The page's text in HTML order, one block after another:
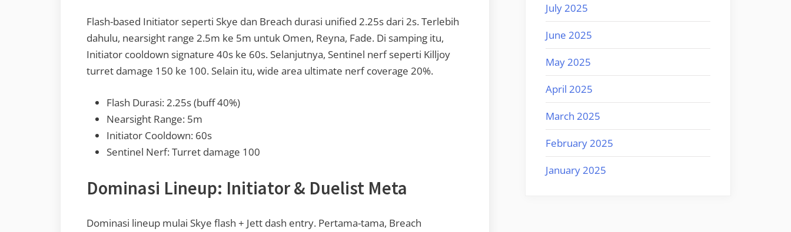
Flash-based Initiator seperti Skye dan Breach durasi unified 2.25s dari 2s. Terlebih
dahulu, nearsight range 2.5m ke 5m untuk Omen, Reyna, Fade. Di samping itu,
Initiator cooldown signature 40s ke 60s. Selanjutnya, Sentinel nerf seperti Killjoy
turret damage 150 ke 100. Selain itu, wide area ultimate nerf coverage 20%.
Flash Durasi: 2.25s (buff 40%)
Nearsight Range: 5m
Initiator Cooldown: 60s
Sentinel Nerf: Turret damage 100
Dominasi Lineup: Initiator & Duelist Meta
Dominasi lineup mulai Skye flash + Jett dash entry. Pertama-tama, Breach
July 2025
June 2025
May 2025
April 2025
March 2025
February 2025
January 2025